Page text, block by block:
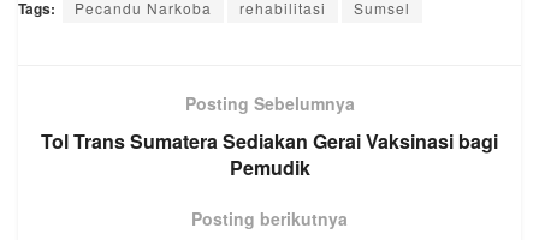
Tags: Pecandu Narkoba rehabilitasi Sumsel
Posting Sebelumnya
Tol Trans Sumatera Sediakan Gerai Vaksinasi bagi
Pemudik
Posting berikutnya